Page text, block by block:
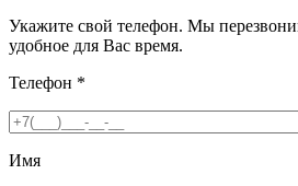
Укажите свой телефон. Мы
удобное для Вас время.
Телефон *
Имя